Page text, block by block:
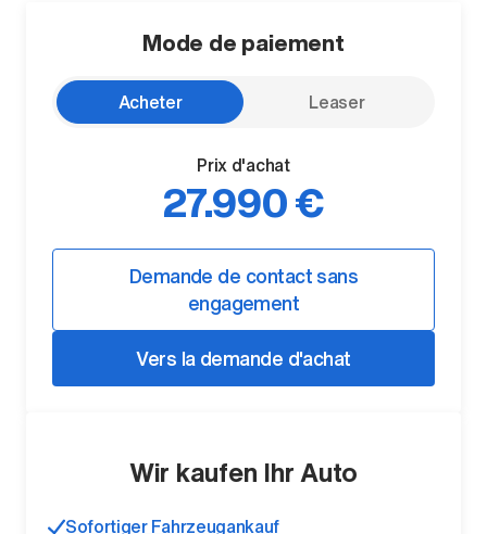
Mode de paiement
Acheter Leaser
Prix d'achat
27.990 €
Demande de contact sans
engagement
Vers la demande d'achat
Wir kaufen Ihr Auto
Sofortiger Fahrzeugankauf